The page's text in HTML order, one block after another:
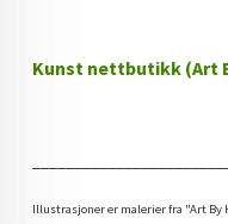
Kunst nettbutikk (Art
Illustrasjoner er malerier fra "Art By